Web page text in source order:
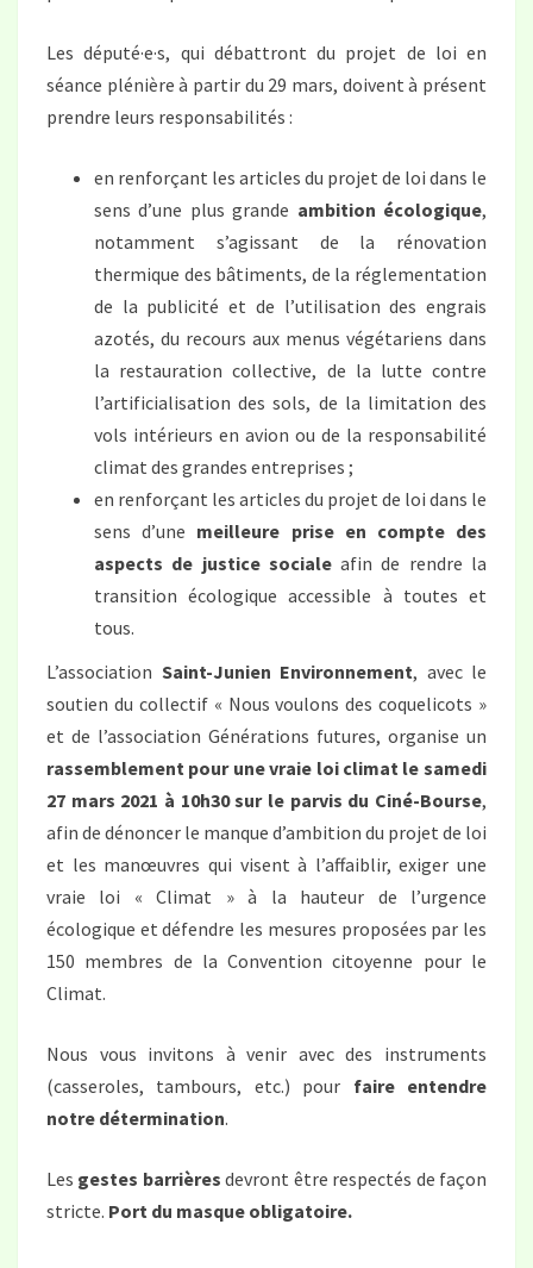
Les député·e·s, qui débattront du projet de loi en
séance plénière à partir du 29 mars, doivent à présent
prendre leurs responsabilités :
en renforçant les articles du projet de loi dans le
sens d’une plus grande ambition écologique,
notamment s’agissant de la rénovation
thermique des bâtiments, de la réglementation
de la publicité et de l’utilisation des engrais
azotés, du recours aux menus végétariens dans
la restauration collective, de la lutte contre
l’artificialisation des sols, de la limitation des
vols intérieurs en avion ou de la responsabilité
climat des grandes entreprises ;
en renforçant les articles du projet de loi dans le
sens d’une meilleure prise en compte des
aspects de justice socialeafin de rendre la
transition écologique accessible à toutes et
tous.
L’association Saint-Junien Environnement, avec le
soutien du collectif « Nous voulons des coquelicots »
et de l’association Générations futures, organise un
rassemblement pour une vraie loi climat le samedi
27 mars 2021 à 10h30 sur le parvis du Ciné-Bourse,
afin de dénoncer le manque d’ambition du projet de loi
et les manœuvres qui visent à l’affaiblir, exiger une
vraie loi « Climat » à la hauteur de l’urgence
écologique et défendre les mesures proposées par les
150 membres de la Convention citoyenne pour le
Climat.
Nous vous invitons à venir avec des instruments
(casseroles, tambours, etc.) pour faire entendre
notre détermination.
Les gestes barrières devront être respectés de façon
stricte. Port du masque obligatoire.